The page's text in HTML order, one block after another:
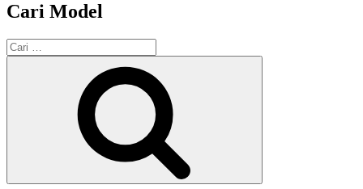
Cari Model
Pencarian
untuk: